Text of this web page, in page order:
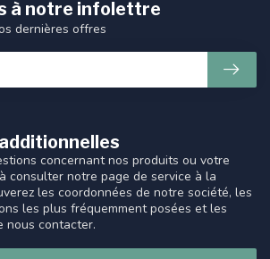
concernant nos produits ou votre
consulter notre page de service à la
les coordonnées de notre société, les
les plus fréquemment posées et les
nous contacter.
à notre infolettre
dernières offres